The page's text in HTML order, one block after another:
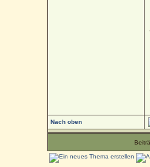
Nach oben